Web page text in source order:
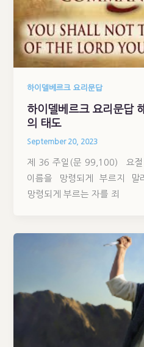
하이델베르크 요리문답
하이델베르크 요리문답
의 태도
September 20, 2023
제 36 주일(문 99,100) 요절
이름을 망령되게 부르지 말
망령되게 부르는 자를 죄